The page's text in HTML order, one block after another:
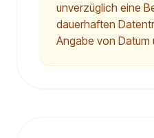
unverzüglich eine
dauerhaften
Angabe von Datum